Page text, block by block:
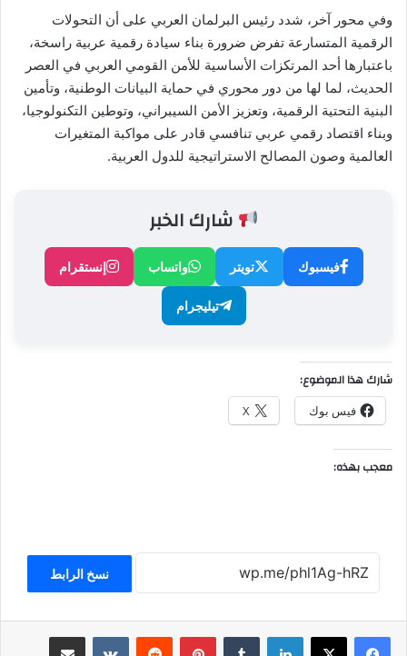
وفي محور آخر، شدد رئيس البرلمان العربي على أن التحولات
الرقمية المتسارعة تفرض ضرورة بناء سيادة رقمية عربية راسخة،
باعتبارها أحد المرتكزات الأساسية للأمن القومي العربي في العصر
الحديث، لما لها من دور محوري في حماية البيانات الوطنية، وتأمين
البنية التحتية الرقمية، وتعزيز الأمن السيبراني، وتوطين التكنولوجيا،
وبناء اقتصاد رقمي عربي تنافسي قادر على مواكبة المتغيرات
العالمية وصون المصالح الاستراتيجية للدول العربية.
شارك الخبر
فيسبوك تويتر واتساب إنستقرام
تيليجرام
شارك هذا الموضوع:
فيس بوك X
معجب بهذه:
نسخ الرابط
لينكدإن بينتيريست مشاركة عبر البريد